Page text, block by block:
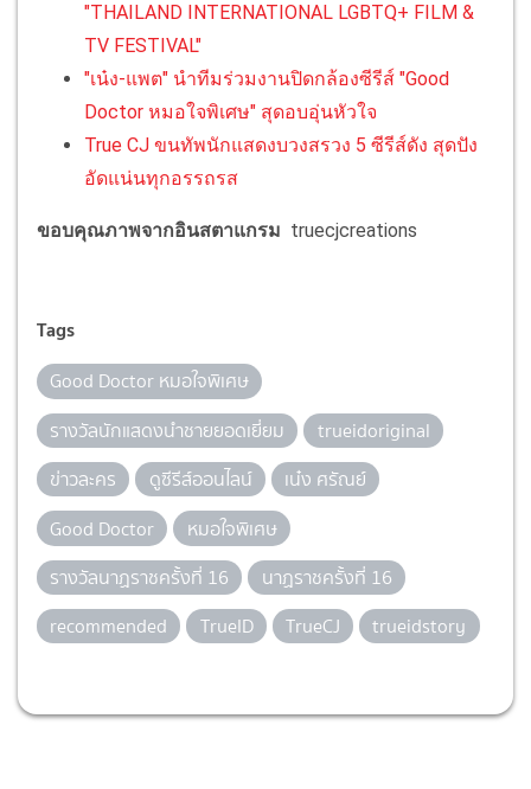
"THAILAND INTERNATIONAL LGBTQ+ FILM &
TV FESTIVAL"
"เน๋ง-แพต" นำทีมร่วมงานปิดกล้องซีรีส์ "Good
Doctor หมอใจพิเศษ" สุดอบอุ่นหัวใจ
True CJ ขนทัพนักแสดงบวงสรวง 5 ซีรีส์ดัง สุดปัง
อัดแน่นทุกอรรถรส
ขอบคุณภาพจากอินสตาแกรม truecjcreations
Tags
Good Doctor หมอใจพิเศษ
รางวัลนักแสดงนำชายยอดเยี่ยม
trueidoriginal
ข่าวละคร
ดูซีรีส์ออนไลน์
เน๋ง ศรัณย์
Good Doctor
หมอใจพิเศษ
รางวัลนาฏราชครั้งที่ 16
นาฏราชครั้งที่ 16
recommended
TrueID TrueCJ trueidstory